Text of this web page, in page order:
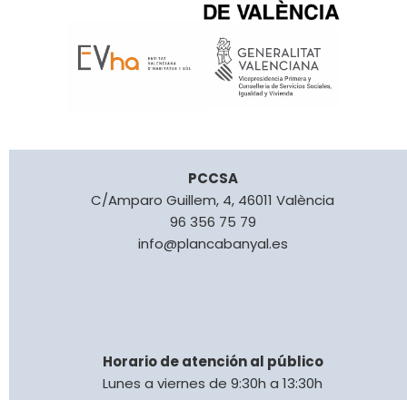
PCCSA
C/Amparo Guillem, 4, 46011 València
96 356 75 79
info@plancabanyal.es
Horario de atención al público
Lunes a viernes de 9:30h a 13:30h